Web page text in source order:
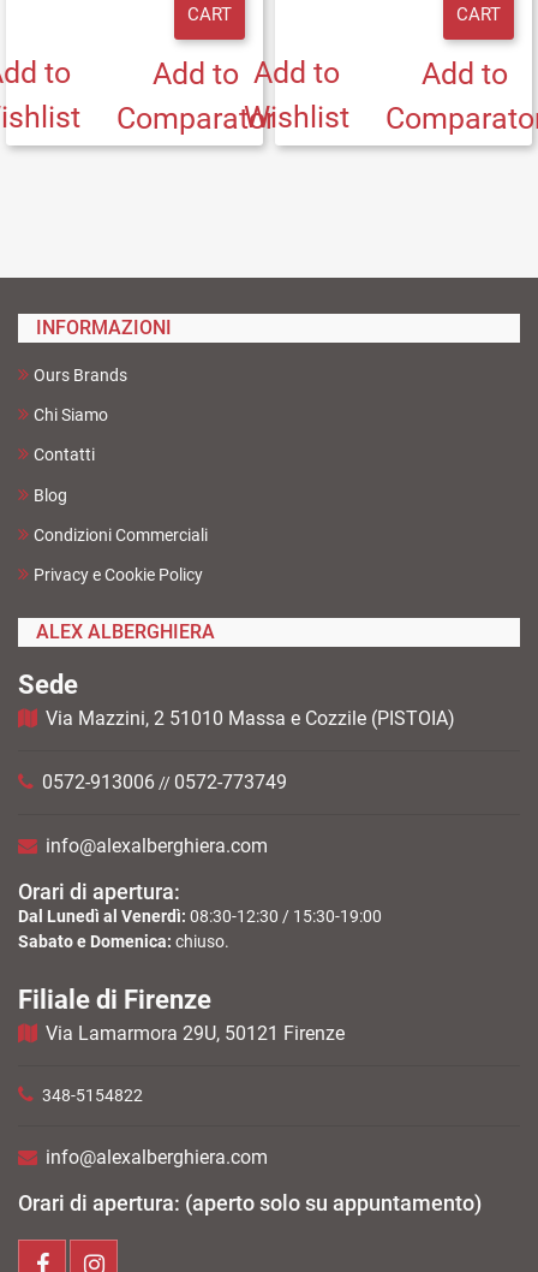
CART
to
Add to
Comparator
CART
Add to
Wishlist
Add to
INFORMAZIONI
Ours Brands
Chi Siamo
Contatti
Blog
Condizioni Commerciali
Privacy e Cookie Policy
ALEX ALBERGHIERA
Sede
Via Mazzini, 2 51010 Massa e Cozzile (PISTOIA)
0572-913006 // 0572-773749
info@alexalberghiera.com
Orari di apertura:
Dal Lunedì al Venerdì: 08:30-12:30 / 15:30-19:00
Sabato e Domenica: chiuso.
Filiale di Firenze
Via Lamarmora 29U, 50121 Firenze
348-5154822
info@alexalberghiera.com
Orari di apertura: (aperto solo su appuntamento)